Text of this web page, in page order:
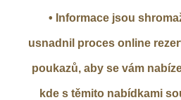
• Informace jsou
usnadnil proces online
poukazů, aby se vám
kde s těmito nabídkami